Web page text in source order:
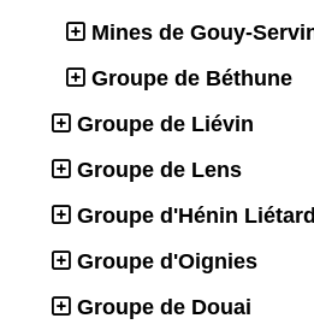
Mines de Gouy-
Groupe de Béthune
Groupe de Liévin
Groupe de Lens
Groupe d'Hénin Liétard
Groupe d'Oignies
Groupe de Douai